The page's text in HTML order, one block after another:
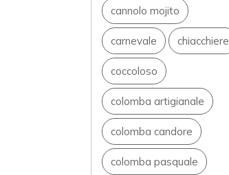
cannolo mojito
carnevale chiacchiere
coccoloso
colomba artigianale
colomba candore
colomba pasquale